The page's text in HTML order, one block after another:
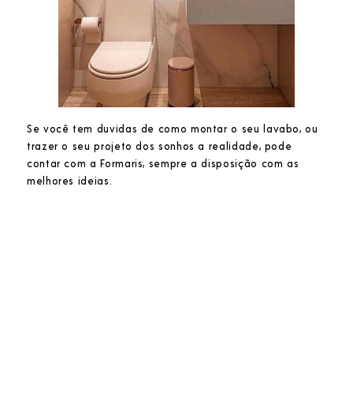
Se você tem duvidas de como montar o seu lavabo, ou
trazer o seu projeto dos sonhos a realidade, pode
contar com a Formaris, sempre a disposição com as
melhores ideias.